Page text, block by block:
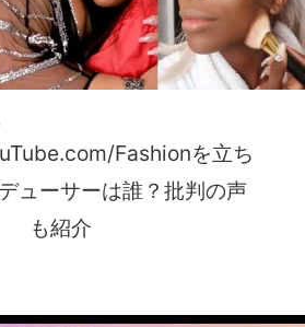
Fashionを立ち
ューサーは誰？批判の声
も紹介